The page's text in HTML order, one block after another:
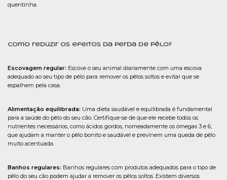
quentinha.
Como reduzir os efeitos da perda de pêlo?
Escovagem regular: Escove o seu animal diariamente com uma escova
adequado ao seu tipo de pêlo para remover os pêlos soltos e evitar que se
espalhem pela casa.
Alimentação equilibrada: Uma dieta saudável e equilibrada é fundamental
para a saúde do pêlo do seu cão. Certifique-se de que ele recebe todos os
nutrientes necessários, como ácidos gordos, nomeadamente os ómegas 3 e 6,
que ajudam a manter o pêlo bonito e saudável e previnem uma queda de pêlo
muito acentuada.
Banhos regulares: Banhos regulares com produtos adequados para o tipo de
pêlo do seu cão podem ajudar a remover os pêlos soltos. Existem diversos